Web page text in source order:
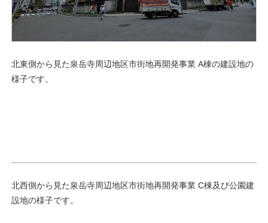
北東側から見た泉岳寺周辺地区市街地再開発事業 A棟の建設地の
様子です。
北西側から見た泉岳寺周辺地区市街地再開発事業 C棟及び公園建
設地の様子です。